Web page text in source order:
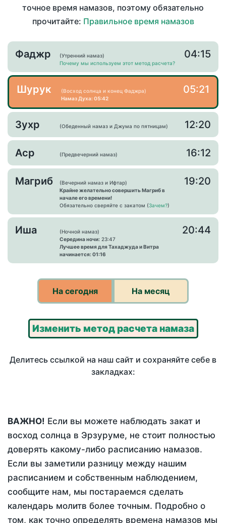
точное время намазов, поэтому обязательно
прочитайте: Правильное время намазов
Фаджр
(Утренний намаз)
Почему мы используем этот метод расчета?
04:15
Шурук
(Восход солнца и конец Фаджра)
Намаз Духа: 05:42
05:21
Зухр (Обеденный намаз и Джума по пятницам) 12:20
Аср (Предвечерний намаз) 16:12
Магриб
(Вечерний намаз и Ифтар)
Крайне желательно совершить Магриб в
начале его времени!
Обязательно сверяйте с закатом (Зачем?)
19:20
Иша
(Ночной намаз)
Середина ночи: 23:47
Лучшее время для Тахаджуда и Витра
начинается: 01:16
20:44
На сегодня На месяц
Изменить метод расчета намаза
Делитесь ссылкой на наш сайт и сохраняйте себе в
закладках:
ВАЖНО! Если вы можете наблюдать закат и
восход солнца в Эрзуруме, не стоит полностью
доверять какому-либо расписанию намазов.
Если вы заметили разницу между нашим
расписанием и собственным наблюдением,
сообщите нам, мы постараемся сделать
календарь молитв более точным. Подробно о
том, как точно определять времена намазов мы